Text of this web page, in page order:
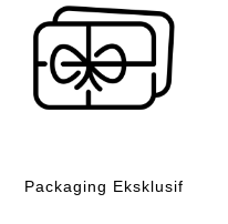
Packaging Eksklusif